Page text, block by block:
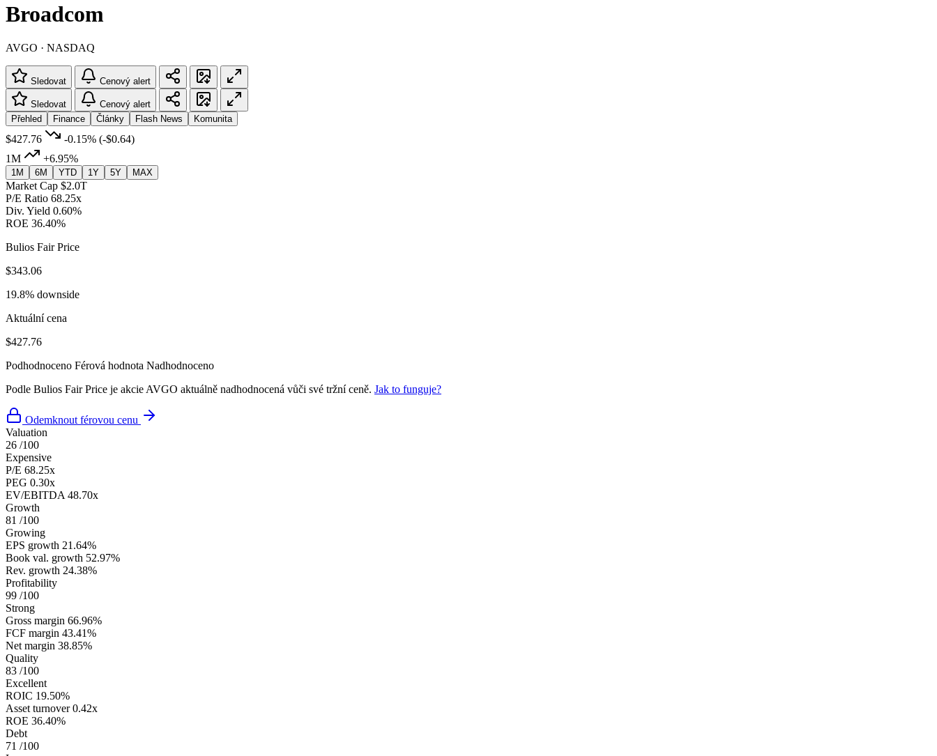
Broadcom
AVGO · NASDAQ
Sledovat Cenový alert
Sledovat
Cenový alert
Přehled
Finance Články Flash News Komunita
$427.76 -0.15% (-$0.64)
1M
+6.95%
1M 6M YTD 1Y 5Y MAX
Market Cap $2.0T
P/E Ratio 68.25x
Div. Yield 0.60%
ROE 36.40%
Bulios Fair Price
$343.06
19.8% downside
Aktuální cena
$427.76
Podhodnoceno Férová hodnota Nadhodnoceno
Podle Bulios Fair Price je akcie AVGO aktuálně nadhodnocená vůči své tržní ceně. Jak to funguje?
Odemknout férovou cenu
Valuation
26 /100
Expensive
P/E 68.25x
PEG 0.30x
EV/EBITDA 48.70x
Growth
81 /100
Growing
EPS growth 21.64%
Book val. growth 52.97%
Rev. growth 24.38%
Profitability
99 /100
Strong
Gross margin 66.96%
FCF margin 43.41%
Net margin 38.85%
Quality
83 /100
Excellent
ROIC 19.50%
Asset turnover 0.42x
ROE 36.40%
Debt
71 /100